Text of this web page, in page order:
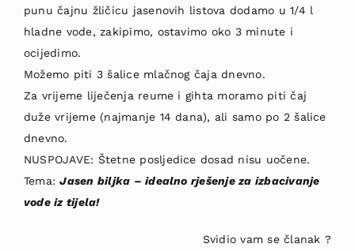
punu čajnu žličicu jasenovih listova dodamo u 1/4 l
hladne vode, zakipimo, osta­vimo oko 3 minute i
ocijedimo.
Možemo piti 3 šalice mlačnog čaja dnevno.
Za vrijeme liječe­nja reume i gihta moramo piti čaj
duže vrijeme (najmanje 14 dana), ali samo po 2 šalice
dnevno.
NUSPOJAVE: Štetne posljedice dosad nisu uoče­ne.
Tema:Jasen biljka – idealno rješenje za izbacivanje
vode iz tijela!
Svidio vam se članak ?